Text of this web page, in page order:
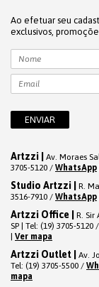
Ao efetuar seu
exclusivos,
Artzzi | Av. Moraes
3705-5120 / WhatsApp
Studio Artzzi | R.
3516-7910 / WhatsApp
Artzzi Office | R. Sir
SP | Tel: (19) 3705-5120 /
| Ver mapa
Artzzi Outlet | Av.
Tel: (19) 3705-5500 /
mapa